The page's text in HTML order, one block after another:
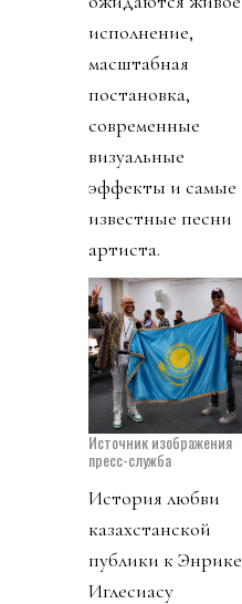
исполнение,
масштабная
постановка,
современные
визуальные
эффекты и самые
известные песни
артиста.
Источник изображения
пресс-служба
История любви
казахстанской
публики к Энрике
Иглесиасу